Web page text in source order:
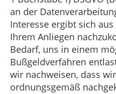
an der
Interesse ergibt sich
Ihrem Anliegen
Bedarf, uns in einem
Bußgeldverfahren
wir nachweisen, dass
ordnungsgemäß